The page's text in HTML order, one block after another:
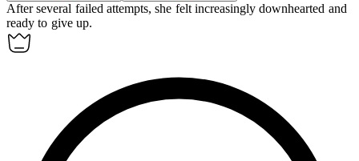
After several failed attempts, she felt increasinglydownhearted and
ready to give up.